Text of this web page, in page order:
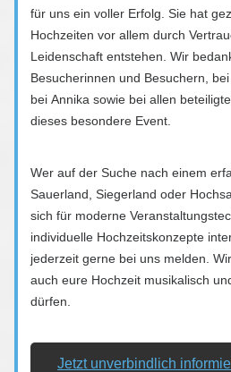
für uns ein voller Erfolg. Sie hat
Hochzeiten vor allem durch
Leidenschaft entstehen. Wir
Besucherinnen und Besuchern,
bei Annika sowie bei allen
dieses besondere Event.
Wer auf der Suche nach einem
Sauerland, Siegerland oder
sich für moderne
individuelle Hochzeitskonzepte
jederzeit gerne bei uns melden.
auch eure Hochzeit musikalisch
dürfen.
Jetzt unverbindlich